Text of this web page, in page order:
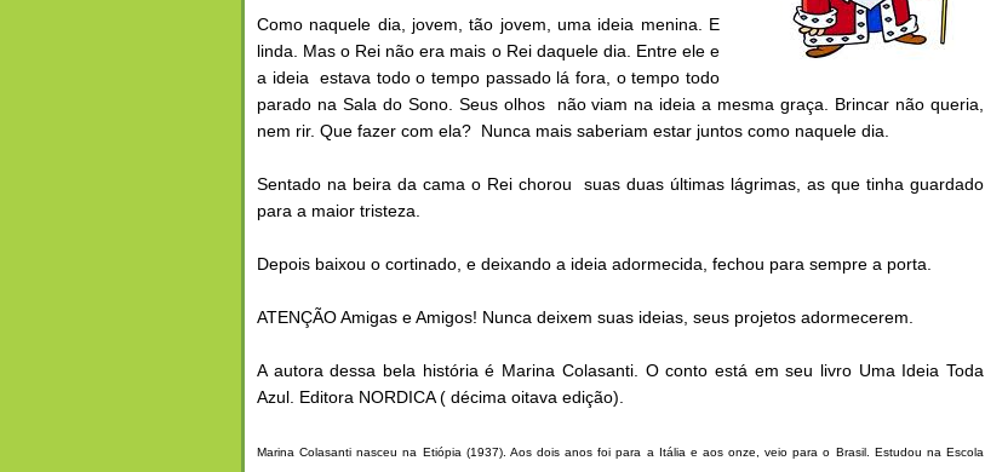
Como naquele dia, jovem, tão jovem, uma ideia menina. E
linda. Mas o Rei não era mais o Rei daquele dia. Entre ele e
a ideia estava todo o tempo passado lá fora, o tempo todo
parado na Sala do Sono. Seus olhos não viam na ideia a mesma graça. Brincar não queria,
nem rir. Que fazer com ela? Nunca mais saberiam estar juntos como naquele dia.
Sentado na beira da cama o Rei chorou suas duas últimas lágrimas, as que tinha guardado
para a maior tristeza.
Depois baixou o cortinado, e deixando a ideia adormecida, fechou para sempre a porta.
ATENÇÃO Amigas e Amigos! Nunca deixem suas ideias, seus projetos adormecerem.
A autora dessa bela história é Marina Colasanti. O conto está em seu livro Uma Ideia Toda
Azul. Editora NORDICA ( décima oitava edição).
Marina Colasanti nasceu na Etiópia (1937). Aos dois anos foi para a Itália e aos onze, veio para o Brasil. Estudou na Escola